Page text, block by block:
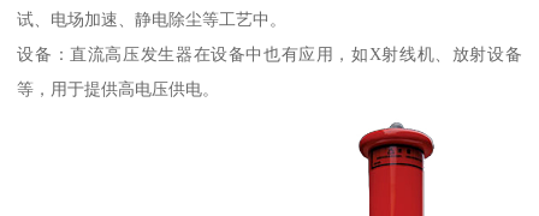
试、电场加速、静电除尘等工艺中。
设备：直流高压发生器在设备中也有应用，如X射线机、放射设备
等，用于提供高电压供电。